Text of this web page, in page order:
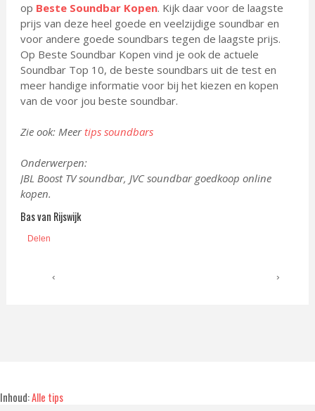
op Beste Soundbar Kopen. Kijk daar voor de laagste
prijs van deze heel goede en veelzijdige soundbar en
voor andere goede soundbars tegen de laagste prijs.
Op Beste Soundbar Kopen vind je ook de actuele
Soundbar Top 10, de beste soundbars uit de test en
meer handige informatie voor bij het kiezen en kopen
van de voor jou beste soundbar.
Zie ook: Meertips soundbars
Onderwerpen:
JBL Boost TV soundbar, JVC soundbar goedkoop online
kopen.
Bas van Rijswijk
Delen
‹ ›
Inhoud:Alle tips